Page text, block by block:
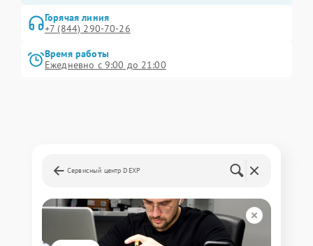
Горячая линия
+7 (844) 290-70-26
Время работы
Ежедневно с 9:00 до 21:00
Сервисный центр DEXP